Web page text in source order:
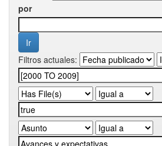
por
Filtros actuales: